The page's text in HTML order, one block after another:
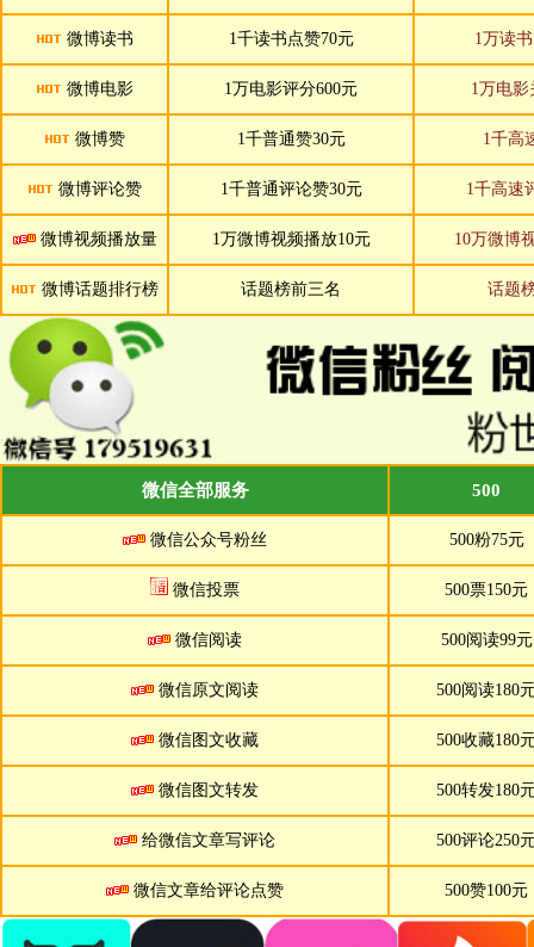
微博读书 1千读书点赞70元 1万读
微博电影 1万电影评分600元 1万电影
微博赞 1千普通赞30元 1千高
微博评论赞 1千普通评论赞30元 1千高速
微博视频播放量 1万微博视频播放10元 10万微博
微博话题排行榜 话题榜前三名 话题
微信全部服务 500
微信公众号粉丝 500粉75元
微信投票 500票150元
微信阅读 500阅读99元
微信原文阅读 500阅读180
微信图文收藏 500收藏180
微信图文转发 500转发180
给微信文章写评论 500评论250
微信文章给评论点赞 500赞100元